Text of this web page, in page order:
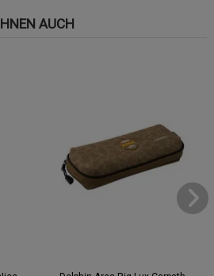
AUCH